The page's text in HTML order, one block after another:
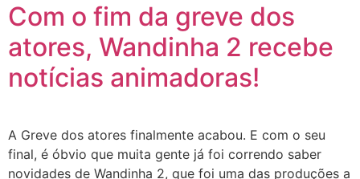
Com o fim da greve dos
atores, Wandinha 2 recebe
notícias animadoras!
A Greve dos atores finalmente acabou. E com o seu
final, é óbvio que muita gente já foi correndo saber
novidades de Wandinha 2, que foi uma das produções a